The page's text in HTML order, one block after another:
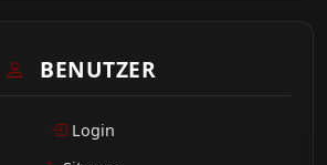
BENUTZER
Login